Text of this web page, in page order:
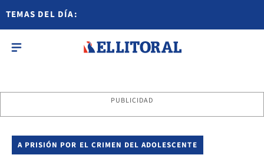
TEMAS DEL DÍA:
PUBLICIDAD
A PRISIÓN POR EL CRIMEN DEL ADOLESCENTE